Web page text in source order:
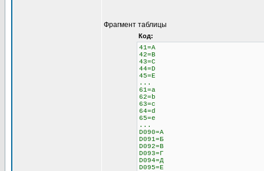
Фрагмент таблицы
Код:
41=A
42=B
43=C
44=D
45=E
...
61=a
62=b
63=c
64=d
65=e
...
D090=А
D091=Б
D092=В
D093=Г
D094=Д
D095=Е